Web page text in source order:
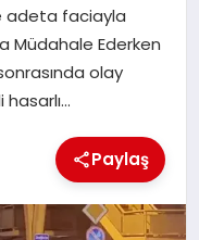
adeta faciayla
Müdahale Ederken
olay
Paylaş